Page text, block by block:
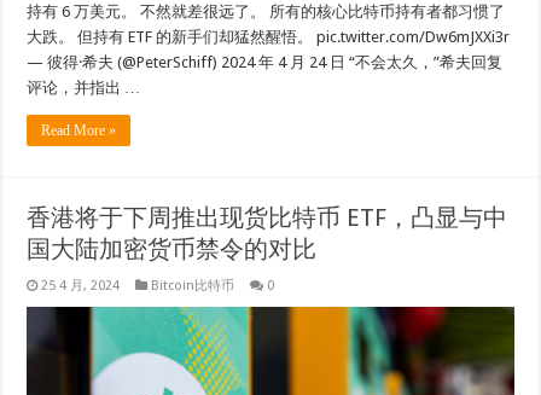
持有 6 万美元。 不然就差很远了。 所有的核心比特币持有者都习惯了
大跌。 但持有 ETF 的新手们却猛然醒悟。 pic.twitter.com/Dw6mJXXi3r
— 彼得·希夫 (@PeterSchiff) 2024 年 4 月 24 日 “不会太久，”希​​夫回复
评论，并指出 …
Read More »
香港将于下周推出现货比特币 ETF，凸显与中
国大陆加密货币禁令的对比
25 4 月, 2024 Bitcoin比特币 0